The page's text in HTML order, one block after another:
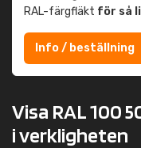
RAL-färgfläkt för så
Info / beställning
Visa RAL 100
i verkligheten